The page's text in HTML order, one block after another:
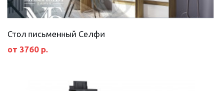
Стол письменный Селфи
от 3760 р.